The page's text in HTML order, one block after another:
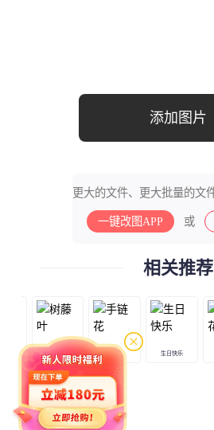
添加图片
更大的文件、更大批量的文
一键改图APP 或
相关推荐
树藤叶 手链花 生日快乐